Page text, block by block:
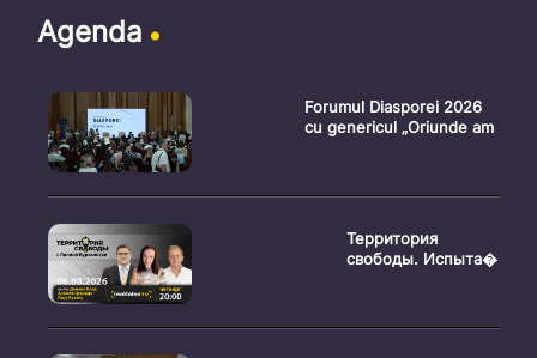
Agenda
Forumul Diasporei 2026
cu genericul „Oriunde am
Территория
свободы. Испыта�